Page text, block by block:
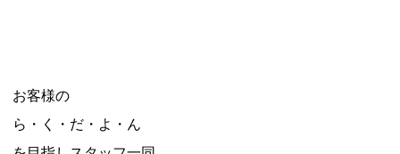
お客様の
ら・く・だ・よ・ん